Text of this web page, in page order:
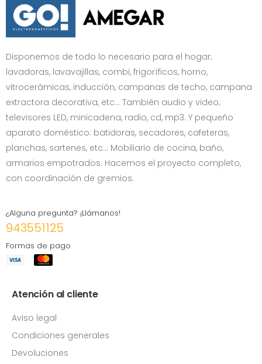
Disponemos de todo lo necesario para el hogar;
lavadoras, lavavajillas, combi, frigoríficos, horno,
vitrocerámicas, inducción, campanas de techo, campana
extractora decorativa, etc… También audio y video;
televisores LED, minicadena, radio, cd, mp3. Y pequeño
aparato doméstico: batidoras, secadores, cafeteras,
planchas, sartenes, etc... Mobiliario de cocina, baño,
armarios empotrados. Hacemos el proyecto completo,
con coordinación de gremios.
¿Alguna pregunta? ¡Llámanos!
943551125
Formas de pago
Atención al cliente
Aviso legal
Condiciones generales
Devoluciones